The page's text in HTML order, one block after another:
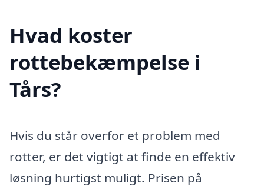
Hvad koster
rottebekæmpelse i
Tårs?
Hvis du står overfor et problem med
rotter, er det vigtigt at finde en effektiv
løsning hurtigst muligt. Prisen på